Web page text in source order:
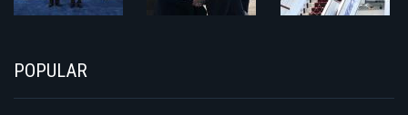
POPULAR